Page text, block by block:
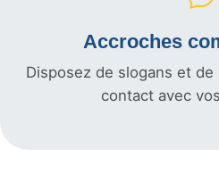
Accroches
Disposez de slogans et
contact avec